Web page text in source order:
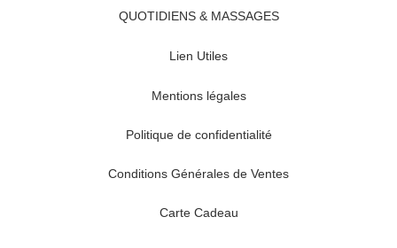
QUOTIDIENS & MASSAGES
Lien Utiles
Mentions légales
Politique de confidentialité
Conditions Générales de Ventes
Carte Cadeau